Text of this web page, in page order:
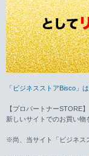
「ビジネスストアBisco」
【プロパートナーSTORE
新しいサイトでのお買い物
※尚、当サイト「ビジネス